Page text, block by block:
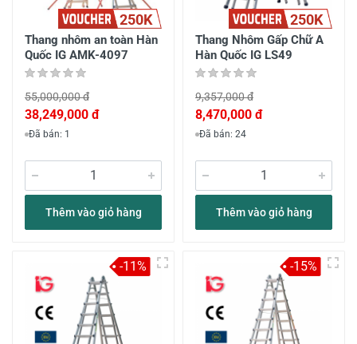
250K
Thang nhôm an toàn Hàn
Quốc IG AMK-4097
55,000,000 đ
38,249,000 đ
Đã bán: 1
Thêm vào giỏ hàng
250K
Thang Nhôm Gấp Chữ A
Hàn Quốc IG LS49
9,357,000 đ
8,470,000 đ
Đã bán: 24
Thêm vào giỏ hàng
-11% -15%